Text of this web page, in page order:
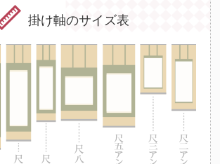
掛け軸のサイズ表